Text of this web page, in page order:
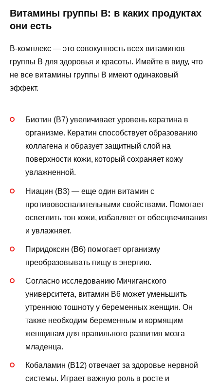
Витамины группы В: в каких продуктах
они есть
B-комплекс — это совокупность всех витаминов
группы B для здоровья и красоты. Имейте в виду, что
не все витамины группы В имеют одинаковый
эффект.
Биотин (B7) увеличивает уровень кератина в
организме. Кератин способствует образованию
коллагена и образует защитный слой на
поверхности кожи, который сохраняет кожу
увлажненной.
Ниацин (B3) — еще один витамин с
противовоспалительными свойствами. Помогает
осветлить тон кожи, избавляет от обесцвечивания
и увлажняет.
Пиридоксин (B6) помогает организму
преобразовывать пищу в энергию.
Согласно исследованию Мичиганского
университета, витамин B6 может уменьшить
утреннюю тошноту у беременных женщин. Он
также необходим беременным и кормящим
женщинам для правильного развития мозга
младенца.
Кобаламин (B12) отвечает за здоровье нервной
системы. Играет важную роль в росте и